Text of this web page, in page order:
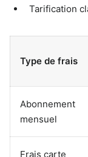
Tarification
Type de frais
Abonnement
mensuel
Frais carte